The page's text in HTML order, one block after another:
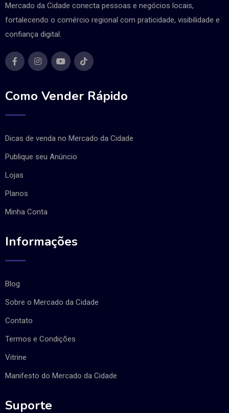
Mercado da Cidade conecta pessoas e negócios locais,
fortalecendo o comércio regional com praticidade, visibilidade e
confiança digital.
Como Vender Rápido
Dicas de venda no Mercado da Cidade
Publique seu Anúncio
Lojas
Planos
Minha Conta
Informações
Blog
Sobre o Mercado da Cidade
Contato
Termos e Condições
Vitrine
Manifesto do Mercado da Cidade
Suporte